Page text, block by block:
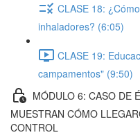
CLASE 18:
inhaladores? (6:05)
CLASE 19:
campamentos" (9:50)
MÓDULO 6: CASO DE
MUESTRAN CÓMO
CONTROL